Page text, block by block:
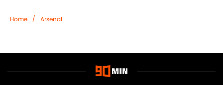
Home / Arsenal